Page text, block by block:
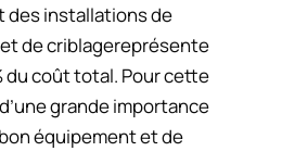
des installations de
de criblagereprésente
du coût total. Pour cette
grande importance
équipement et de